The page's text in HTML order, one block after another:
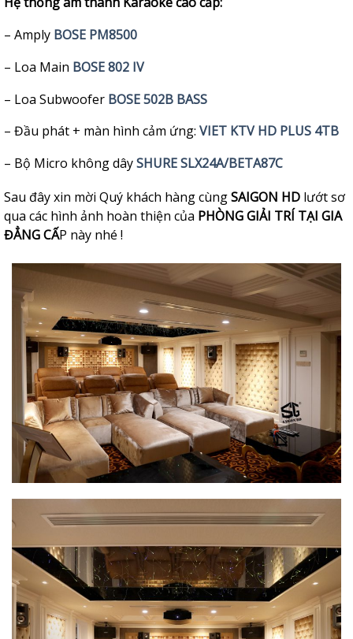
– Amply BOSE PM8500
– Loa Main BOSE 802 IV
– Loa Subwoofer BOSE 502B BASS
– Đầu phát + màn hình cảm ứng: VIET KTV HD PLUS 4TB
– Bộ Micro không dâySHURE SLX24A/BETA87C
Sau đây xin mời Quý khách hàng cùngSAIGON HD lướt sơ
qua các hình ảnh hoàn thiện của PHÒNG GIẢI TRÍ TẠI GIA
ĐẲNG CẤP này nhé !